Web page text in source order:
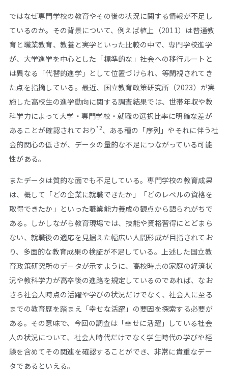
ではなぜ専門学校の教育やその後の状況に関する情報が不足し
ているのか。その背景について、例えば植上（2011）は普通教
育と職業教育、教養と実学といった比較の中で、専門学校進学
が、大学進学を中心とした「標準的な」社会への移行ルートと
は異なる「代替的進学」として位置づけられ、等閑視されてき
た点を指摘している。最近、国立教育政策研究所（2023）が実
施した高校生の進学動向に関する調査結果では、世帯年収や教
科学力によって大学・専門学校・就職の選択比率に明確な差が
あることが確認されており*2、ある種の「序列」やそれに伴う社
会的関心の低さが、データの量的な不足につながっている可能
性がある。
またデータは質的な面でも不足している。専門学校の教育成果
は、概して「どの企業に就職できたか」「どのレベルの資格を
取得できたか」といった職業能力養成の観点から語られがちで
ある。しかしながら教育現場では、技能や資格習得にとどまら
ない、就職後の適応を見据えた幅広い人間形成が目指されてお
り、多面的な教育成果の検証が不足している。上述した国立教
育政策研究所のデータが示すように、高校時点の家庭の経済状
況や教科学力が高卒後の進路を規定しているのであれば、なお
さら社会人時点の活躍や学びの状況だけでなく、社会人に至る
までの教育歴を踏まえ「幸せな活躍」の要因を探索する必要が
ある。その意味で、今回の調査は「幸せに活躍」している社会
人の状況について、社会人時代だけでなく学生時代の学びや経
験を含めてその関連を確認することができ、非常に貴重なデー
タであるといえる。